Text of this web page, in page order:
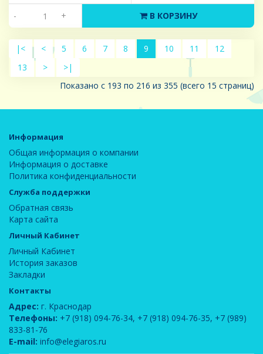
- + В КОРЗИНУ
|< < 5 6 7 8 9 10 11
12
13
>
>|
Показано с 193 по 216 из 355 (всего 15 страниц)
Информация
Общая информация о компании
Информация о доставке
Политика конфиденциальности
Служба поддержки
Обратная связь
Карта сайта
Личный Кабинет
Личный Кабинет
История заказов
Закладки
Контакты
Адрес: г. Краснодар
Телефоны: +7 (918) 094-76-34, +7 (918) 094-76-35, +7 (989)
833-81-76
E-mail: info@elegiaros.ru